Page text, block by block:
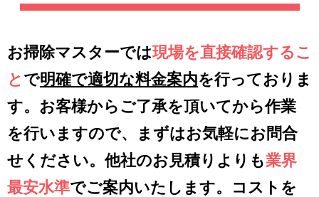
お掃除マスターでは現場を直接確認するこ
と で明確で適切な料金案内を行っておりま
す。お客様からご了承を頂いてから作業
を行いますので、まずはお気軽にお問合
せください。他社のお見積りよりも業界
最安水準でご案内いたします。コストを